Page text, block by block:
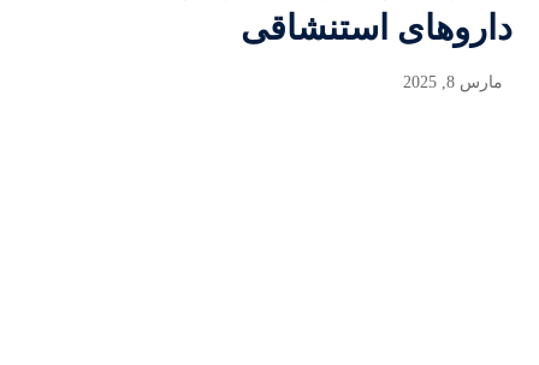
داروهای استنشاقی
مارس 8, 2025